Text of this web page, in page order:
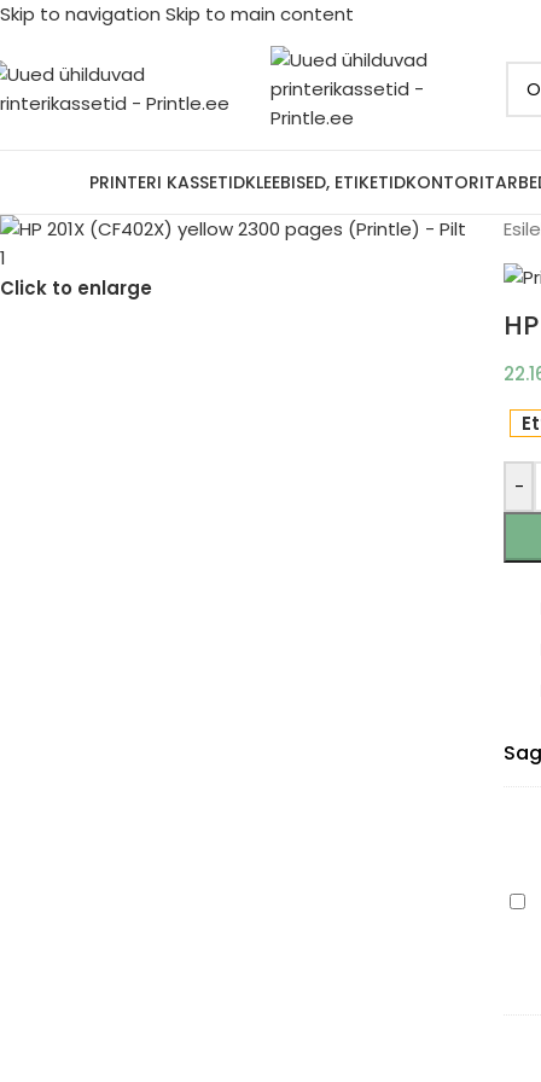
Skip to navigation Skip to main content
PRINTERI KASSETIDKLEEBISED, ETIKETID
Click to enlarge
-
HP